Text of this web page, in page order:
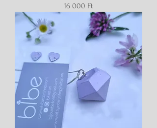
Ár
16 000 Ft